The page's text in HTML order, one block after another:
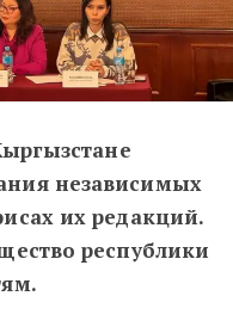
независимых
их редакций.
республики